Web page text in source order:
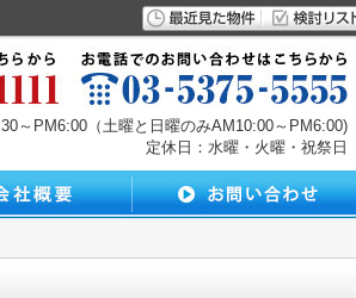
～PM6:00（土曜と日曜のみAM10:00～PM6:00)
定休日：水曜・火曜・祝祭日